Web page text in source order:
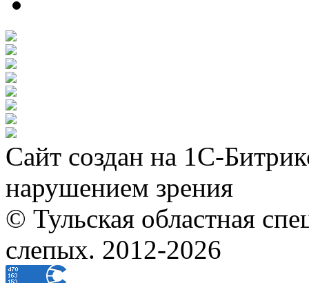
Сайт создан на 1С-
нарушением зрения
© Тульская областная
слепых. 2012-2026